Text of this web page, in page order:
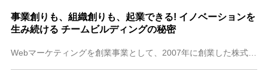
事業創りも、組織創りも、起業できる! イノベーションを
生み続ける チームビルディングの秘密
Webマーケティングを創業事業として、2007年に創業した株式会社Speee。近年、BtoB事業だけではなく、不動産やリフォーム、医療などのBtoC領域でも次々